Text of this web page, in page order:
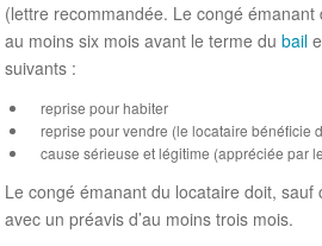
(lettre recommandée. Le congé
au moins six mois avant le terme du bail
suivants :
reprise pour habiter
reprise pour vendre (le locataire bénéficie
cause sérieuse et légitime (appréciée par
Le congé émanant du locataire doit,
avec un préavis d’au moins trois mois.